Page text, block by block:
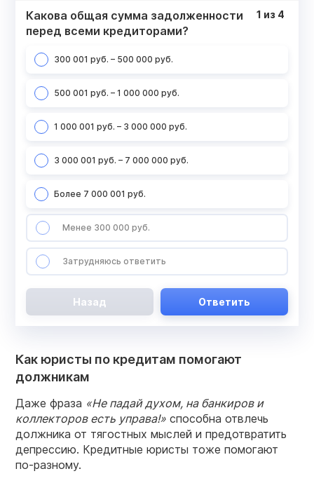
Какова общая сумма задолженности
перед всеми кредиторами?
300 001 руб. – 500 000 руб.
500 001 руб. – 1 000 000 руб.
1 000 001 руб. – 3 000 000 руб.
3 000 001 руб. – 7 000 000 руб.
Более 7 000 001 руб.
Менее 300 000 руб.
Затрудняюсь ответить
1 из 4
Назад Ответить
Как юристы по кредитам помогают
должникам
Даже фраза «Не падай духом, на банкиров и
коллекторов есть управа!» способна отвлечь
должника от тягостных мыслей и предотвратить
депрессию. Кредитные юристы тоже помогают
по-разному.